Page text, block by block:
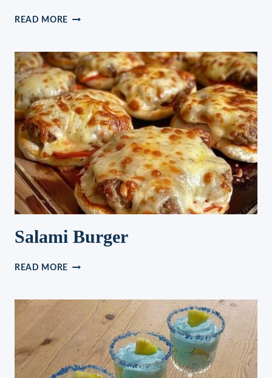
READ MORE DER
OHNE
WAAGE
Salami Burger
READ MORE SALAMI